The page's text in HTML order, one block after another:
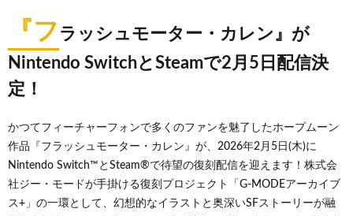
『フ ラッシュモーター・カレン』が
Nintendo SwitchとSteamで2月5日配信決
定！
かつてフィーチャーフォンで多くのファンを魅了したホープムーン
作品『フラッシュモーター・カレン』が、2026年2月5日(木)に
Nintendo Switch™とSteam®で待望の復刻配信を迎えます！株式会
社ジー・モードが手掛ける復刻プロジェクト「G-MODEアーカイブ
ス+」の一環として、幻想的なイラストと奥深いSFストーリーが融